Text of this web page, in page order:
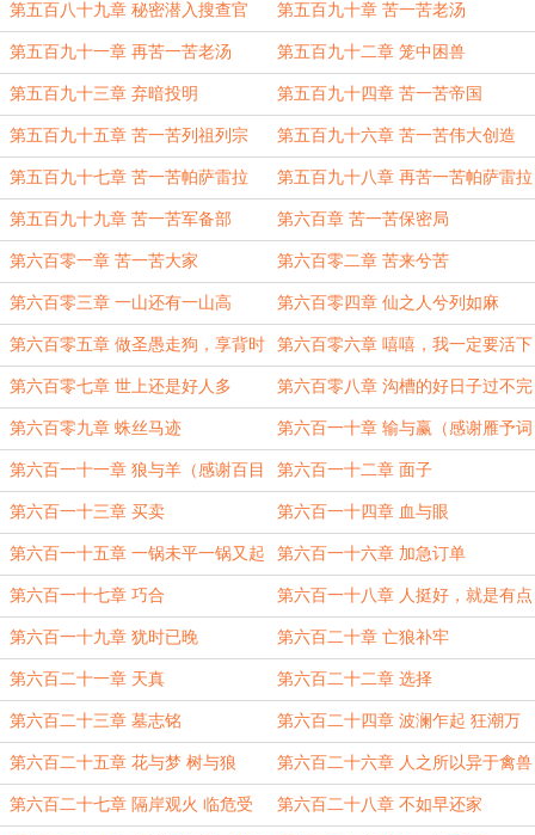
第五百八十九章 秘密潜入搜查官 第五百九十章 苦一苦老汤
第五百九十一章 再苦一苦老汤 第五百九十二章 笼中困兽
第五百九十三章 弃暗投明 第五百九十四章 苦一苦帝国
第五百九十五章 苦一苦列祖列宗 第五百九十六章 苦一苦伟大创造
第五百九十七章 苦一苦帕萨雷拉 第五百九十八章 再苦一苦帕萨雷拉
第五百九十九章 苦一苦军备部 第六百章 苦一苦保密局
第六百零一章 苦一苦大家 第六百零二章 苦来兮苦
第六百零三章 一山还有一山高 第六百零四章 仙之人兮列如麻
第六百零五章 做圣愚走狗，享背时
人生
第六百零六章 嘻嘻，我一定要活下
去！
第六百零七章 世上还是好人多 第六百零八章 沟槽的好日子过不完
第六百零九章 蛛丝马迹 第六百一十章 输与赢（感谢雁予词
的盟主
第六百一十一章 狼与羊（感谢百目
者的盟主
第六百一十二章 面子
第六百一十三章 买卖 第六百一十四章 血与眼
第六百一十五章 一锅未平一锅又起 第六百一十六章 加急订单
第六百一十七章 巧合 第六百一十八章 人挺好，就是有点
坏
第六百一十九章 犹时已晚 第六百二十章 亡狼补牢
第六百二十一章 天真 第六百二十二章 选择
第六百二十三章 墓志铭 第六百二十四章 波澜乍起 狂潮万
丈
第六百二十五章 花与梦 树与狼 第六百二十六章 人之所以异于禽兽
者几希？
第六百二十七章 隔岸观火 临危受 第六百二十八章 不如早还家